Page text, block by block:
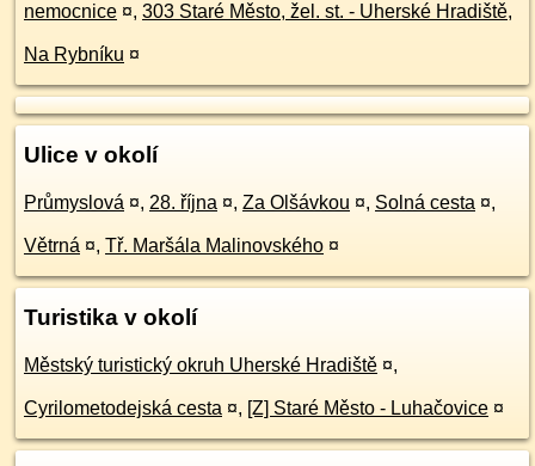
nemocnice ¤, 303 Staré Město, žel. st. - Uherské Hradiště,
Na Rybníku ¤
Ulice v okolí
Průmyslová ¤, 28. října ¤, Za Olšávkou ¤, Solná cesta ¤,
Větrná ¤, Tř. Maršála Malinovského ¤
Turistika v okolí
Městský turistický okruh Uherské Hradiště ¤,
Cyrilometodejská cesta ¤, [Z] Staré Město - Luhačovice ¤